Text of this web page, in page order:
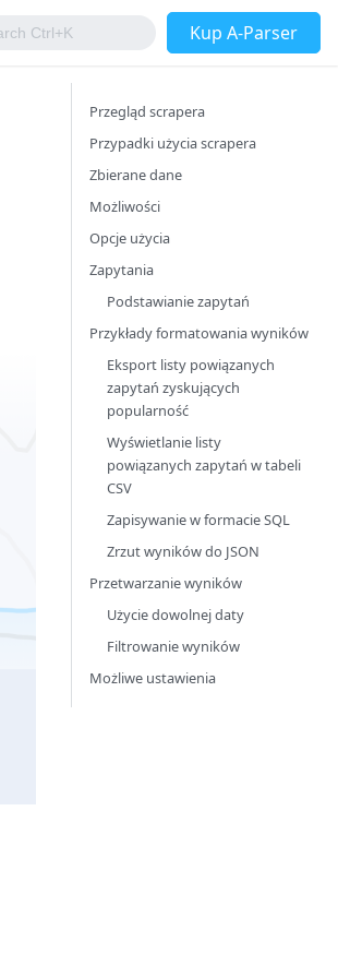
Kup A-Parser
Przegląd scrapera
Przypadki użycia scrapera
Zbierane dane
Możliwości
Opcje użycia
Zapytania
Podstawianie zapytań
Przykłady formatowania wyników
Eksport listy powiązanych
zapytań zyskujących
popularność
Wyświetlanie listy
powiązanych zapytań w tabeli
CSV
Zapisywanie w formacie SQL
Zrzut wyników do JSON
Przetwarzanie wyników
Użycie dowolnej daty
Filtrowanie wyników
Możliwe ustawienia